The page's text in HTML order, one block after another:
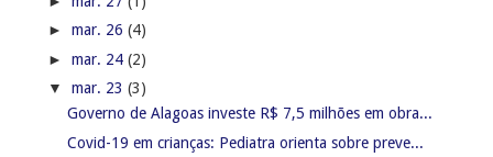
► mar. 26 (4)
► mar. 24 (2)
▼ mar. 23 (3)
Governo de Alagoas investe R$ 7,5 milhões em obra...
Covid-19 em crianças: Pediatra orienta sobre preve...